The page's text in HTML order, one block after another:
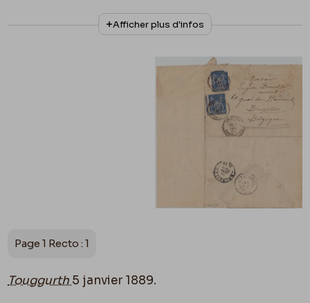
N° d'inventaire
II/7735/5
Collationnage
Autographe
Cachet d'envoi
1889/01/06
Belgique, Cabinet des Manuscrits
Afficher plus d'infos
Page 1 Recto : 1
Touggurth 5 janvier 1889.